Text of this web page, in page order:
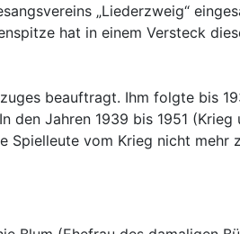
„Liederzweig“
hat in einem Versteck
beauftragt. Ihm folgte bis
Jahren 1939 bis 1951
Spielleute vom Krieg nicht mehr